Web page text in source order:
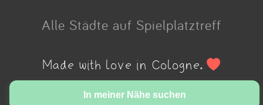
In meiner Nähe suchen
Alle Städte auf Spielplatztreff
Made with love in Cologne.